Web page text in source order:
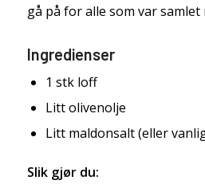
gå på for alle som var
Ingredienser
1 stk loff
Litt olivenolje
Litt maldonsalt (eller
Slik gjør du: